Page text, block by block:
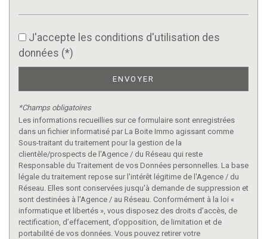
J'accepte les conditions d'utilisation des
données (*)
ENVOYER
*Champs obligatoires
Les informations recueillies sur ce formulaire sont enregistrées
dans un fichier informatisé par La Boite Immo agissant comme
Sous-traitant du traitement pour la gestion de la
clientèle/prospects de l'Agence / du Réseau qui reste
Responsable du Traitement de vos Données personnelles. La base
légale du traitement repose sur l'intérêt légitime de l'Agence / du
Réseau. Elles sont conservées jusqu'à demande de suppression et
sont destinées à l'Agence / au Réseau. Conformément à la loi «
informatique et libertés », vous disposez des droits d’accès, de
rectification, d’effacement, d’opposition, de limitation et de
portabilité de vos données. Vous pouvez retirer votre